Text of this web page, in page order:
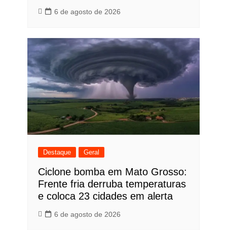
6 de agosto de 2026
Destaque Geral
Ciclone bomba em Mato Grosso:
Frente fria derruba temperaturas
e coloca 23 cidades em alerta
6 de agosto de 2026